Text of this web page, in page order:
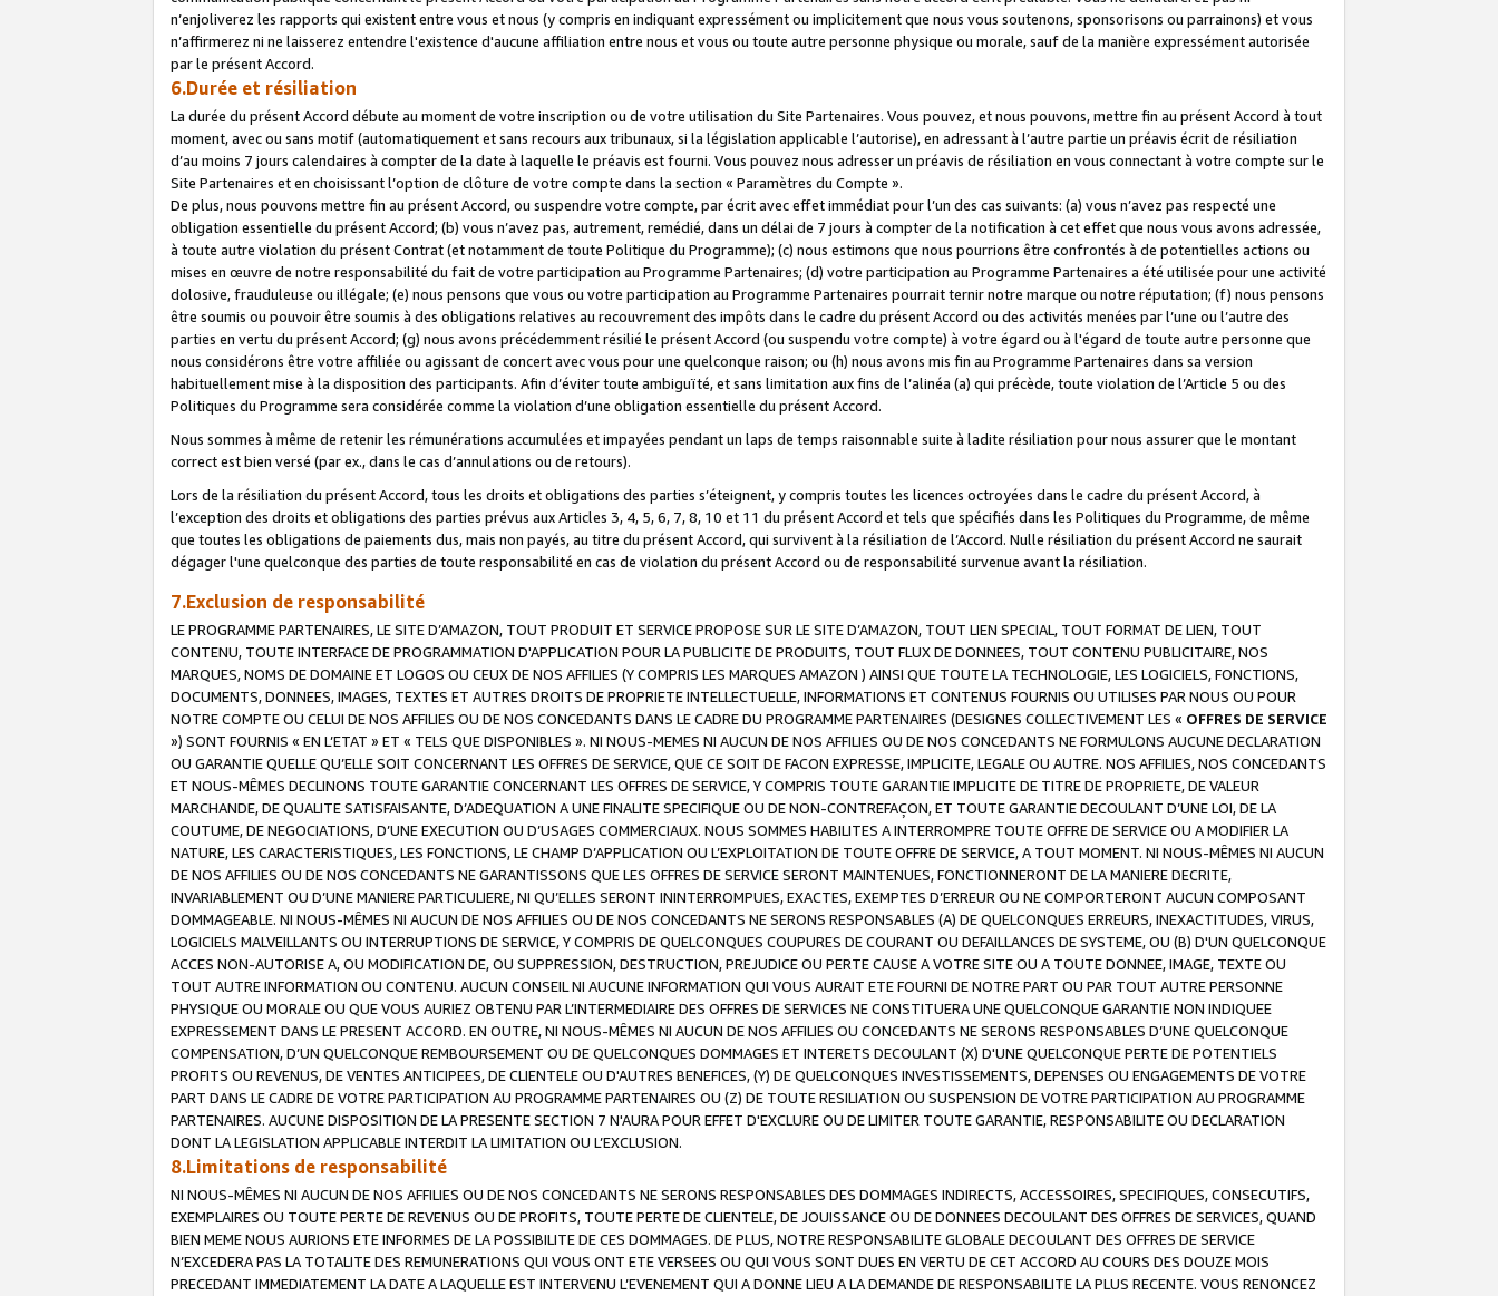
n’enjoliverez les rapports qui existent entre vous et nous (y compris en indiquant expressément ou implicitement que nous vous soutenons, sponsorisons ou parrainons) et vous
n’affirmerez ni ne laisserez entendre l'existence d'aucune affiliation entre nous et vous ou toute autre personne physique ou morale, sauf de la manière expressément autorisée
par le présent Accord.
6.Durée et résiliation
La durée du présent Accord débute au moment de votre inscription ou de votre utilisation du Site Partenaires. Vous pouvez, et nous pouvons, mettre fin au présent Accord à tout
moment, avec ou sans motif (automatiquement et sans recours aux tribunaux, si la législation applicable l’autorise), en adressant à l’autre partie un préavis écrit de résiliation
d’au moins 7 jours calendaires à compter de la date à laquelle le préavis est fourni. Vous pouvez nous adresser un préavis de résiliation en vous connectant à votre compte sur le
Site Partenaires et en choisissant l’option de clôture de votre compte dans la section « Paramètres du Compte ».
De plus, nous pouvons mettre fin au présent Accord, ou suspendre votre compte, par écrit avec effet immédiat pour l’un des cas suivants: (a) vous n’avez pas respecté une
obligation essentielle du présent Accord; (b) vous n’avez pas, autrement, remédié, dans un délai de 7 jours à compter de la notification à cet effet que nous vous avons adressée,
à toute autre violation du présent Contrat (et notamment de toute Politique du Programme); (c) nous estimons que nous pourrions être confrontés à de potentielles actions ou
mises en œuvre de notre responsabilité du fait de votre participation au Programme Partenaires; (d) votre participation au Programme Partenaires a été utilisée pour une activité
dolosive, frauduleuse ou illégale; (e) nous pensons que vous ou votre participation au Programme Partenaires pourrait ternir notre marque ou notre réputation; (f) nous pensons
être soumis ou pouvoir être soumis à des obligations relatives au recouvrement des impôts dans le cadre du présent Accord ou des activités menées par l’une ou l’autre des
parties en vertu du présent Accord; (g) nous avons précédemment résilié le présent Accord (ou suspendu votre compte) à votre égard ou à l'égard de toute autre personne que
nous considérons être votre affiliée ou agissant de concert avec vous pour une quelconque raison; ou (h) nous avons mis fin au Programme Partenaires dans sa version
habituellement mise à la disposition des participants. Afin d’éviter toute ambiguïté, et sans limitation aux fins de l’alinéa (a) qui précède, toute violation de l’Article 5 ou des
Politiques du Programme sera considérée comme la violation d’une obligation essentielle du présent Accord.
Nous sommes à même de retenir les rémunérations accumulées et impayées pendant un laps de temps raisonnable suite à ladite résiliation pour nous assurer que le montant
correct est bien versé (par ex., dans le cas d’annulations ou de retours).
Lors de la résiliation du présent Accord, tous les droits et obligations des parties s’éteignent, y compris toutes les licences octroyées dans le cadre du présent Accord, à
l’exception des droits et obligations des parties prévus aux Articles 3, 4, 5, 6, 7, 8, 10 et 11 du présent Accord et tels que spécifiés dans les Politiques du Programme, de même
que toutes les obligations de paiements dus, mais non payés, au titre du présent Accord, qui survivent à la résiliation de l’Accord. Nulle résiliation du présent Accord ne saurait
dégager l'une quelconque des parties de toute responsabilité en cas de violation du présent Accord ou de responsabilité survenue avant la résiliation.
7.Exclusion de responsabilité
LE PROGRAMME PARTENAIRES, LE SITE D’AMAZON, TOUT PRODUIT ET SERVICE PROPOSE SUR LE SITE D’AMAZON, TOUT LIEN SPECIAL, TOUT FORMAT DE LIEN, TOUT
CONTENU, TOUTE INTERFACE DE PROGRAMMATION D'APPLICATION POUR LA PUBLICITE DE PRODUITS, TOUT FLUX DE DONNEES, TOUT CONTENU PUBLICITAIRE, NOS
MARQUES, NOMS DE DOMAINE ET LOGOS OU CEUX DE NOS AFFILIES (Y COMPRIS LES MARQUES AMAZON ) AINSI QUE TOUTE LA TECHNOLOGIE, LES LOGICIELS, FONCTIONS,
DOCUMENTS, DONNEES, IMAGES, TEXTES ET AUTRES DROITS DE PROPRIETE INTELLECTUELLE, INFORMATIONS ET CONTENUS FOURNIS OU UTILISES PAR NOUS OU POUR
NOTRE COMPTE OU CELUI DE NOS AFFILIES OU DE NOS CONCEDANTS DANS LE CADRE DU PROGRAMME PARTENAIRES (DESIGNES COLLECTIVEMENT LES « OFFRES DE SERVICE
») SONT FOURNIS « EN L’ETAT » ET « TELS QUE DISPONIBLES ». NI NOUS-MEMES NI AUCUN DE NOS AFFILIES OU DE NOS CONCEDANTS NE FORMULONS AUCUNE DECLARATION
OU GARANTIE QUELLE QU’ELLE SOIT CONCERNANT LES OFFRES DE SERVICE, QUE CE SOIT DE FACON EXPRESSE, IMPLICITE, LEGALE OU AUTRE. NOS AFFILIES, NOS CONCEDANTS
ET NOUS-MÊMES DECLINONS TOUTE GARANTIE CONCERNANT LES OFFRES DE SERVICE, Y COMPRIS TOUTE GARANTIE IMPLICITE DE TITRE DE PROPRIETE, DE VALEUR
MARCHANDE, DE QUALITE SATISFAISANTE, D’ADEQUATION A UNE FINALITE SPECIFIQUE OU DE NON-CONTREFAÇON, ET TOUTE GARANTIE DECOULANT D’UNE LOI, DE LA
COUTUME, DE NEGOCIATIONS, D’UNE EXECUTION OU D’USAGES COMMERCIAUX. NOUS SOMMES HABILITES A INTERROMPRE TOUTE OFFRE DE SERVICE OU A MODIFIER LA
NATURE, LES CARACTERISTIQUES, LES FONCTIONS, LE CHAMP D’APPLICATION OU L’EXPLOITATION DE TOUTE OFFRE DE SERVICE, A TOUT MOMENT. NI NOUS-MÊMES NI AUCUN
DE NOS AFFILIES OU DE NOS CONCEDANTS NE GARANTISSONS QUE LES OFFRES DE SERVICE SERONT MAINTENUES, FONCTIONNERONT DE LA MANIERE DECRITE,
INVARIABLEMENT OU D’UNE MANIERE PARTICULIERE, NI QU’ELLES SERONT ININTERROMPUES, EXACTES, EXEMPTES D’ERREUR OU NE COMPORTERONT AUCUN COMPOSANT
DOMMAGEABLE. NI NOUS-MÊMES NI AUCUN DE NOS AFFILIES OU DE NOS CONCEDANTS NE SERONS RESPONSABLES (A) DE QUELCONQUES ERREURS, INEXACTITUDES, VIRUS,
LOGICIELS MALVEILLANTS OU INTERRUPTIONS DE SERVICE, Y COMPRIS DE QUELCONQUES COUPURES DE COURANT OU DEFAILLANCES DE SYSTEME, OU (B) D'UN QUELCONQUE
ACCES NON-AUTORISE A, OU MODIFICATION DE, OU SUPPRESSION, DESTRUCTION, PREJUDICE OU PERTE CAUSE A VOTRE SITE OU A TOUTE DONNEE, IMAGE, TEXTE OU
TOUT AUTRE INFORMATION OU CONTENU. AUCUN CONSEIL NI AUCUNE INFORMATION QUI VOUS AURAIT ETE FOURNI DE NOTRE PART OU PAR TOUT AUTRE PERSONNE
PHYSIQUE OU MORALE OU QUE VOUS AURIEZ OBTENU PAR L’INTERMEDIAIRE DES OFFRES DE SERVICES NE CONSTITUERA UNE QUELCONQUE GARANTIE NON INDIQUEE
EXPRESSEMENT DANS LE PRESENT ACCORD. EN OUTRE, NI NOUS-MÊMES NI AUCUN DE NOS AFFILIES OU CONCEDANTS NE SERONS RESPONSABLES D’UNE QUELCONQUE
COMPENSATION, D’UN QUELCONQUE REMBOURSEMENT OU DE QUELCONQUES DOMMAGES ET INTERETS DECOULANT (X) D'UNE QUELCONQUE PERTE DE POTENTIELS
PROFITS OU REVENUS, DE VENTES ANTICIPEES, DE CLIENTELE OU D'AUTRES BENEFICES, (Y) DE QUELCONQUES INVESTISSEMENTS, DEPENSES OU ENGAGEMENTS DE VOTRE
PART DANS LE CADRE DE VOTRE PARTICIPATION AU PROGRAMME PARTENAIRES OU (Z) DE TOUTE RESILIATION OU SUSPENSION DE VOTRE PARTICIPATION AU PROGRAMME
PARTENAIRES. AUCUNE DISPOSITION DE LA PRESENTE SECTION 7 N'AURA POUR EFFET D'EXCLURE OU DE LIMITER TOUTE GARANTIE, RESPONSABILITE OU DECLARATION
DONT LA LEGISLATION APPLICABLE INTERDIT LA LIMITATION OU L’EXCLUSION.
8.Limitations de responsabilité
NI NOUS-MÊMES NI AUCUN DE NOS AFFILIES OU DE NOS CONCEDANTS NE SERONS RESPONSABLES DES DOMMAGES INDIRECTS, ACCESSOIRES, SPECIFIQUES, CONSECUTIFS,
EXEMPLAIRES OU TOUTE PERTE DE REVENUS OU DE PROFITS, TOUTE PERTE DE CLIENTELE, DE JOUISSANCE OU DE DONNEES DECOULANT DES OFFRES DE SERVICES, QUAND
BIEN MEME NOUS AURIONS ETE INFORMES DE LA POSSIBILITE DE CES DOMMAGES. DE PLUS, NOTRE RESPONSABILITE GLOBALE DECOULANT DES OFFRES DE SERVICE
N’EXCEDERA PAS LA TOTALITE DES REMUNERATIONS QUI VOUS ONT ETE VERSEES OU QUI VOUS SONT DUES EN VERTU DE CET ACCORD AU COURS DES DOUZE MOIS
PRECEDANT IMMEDIATEMENT LA DATE A LAQUELLE EST INTERVENU L’EVENEMENT QUI A DONNE LIEU A LA DEMANDE DE RESPONSABILITE LA PLUS RECENTE. VOUS RENONCEZ